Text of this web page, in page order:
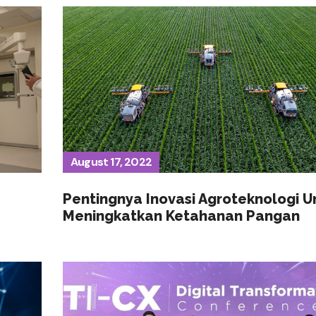
August 17, 2022
Pentingnya Inovasi Agroteknologi
Meningkatkan Ketahanan Pangan